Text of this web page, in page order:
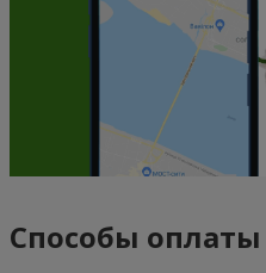
Способы оплаты